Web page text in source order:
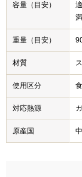
容量（目安）
重量（目安）
材質
使用区分
対応熱源
原産国